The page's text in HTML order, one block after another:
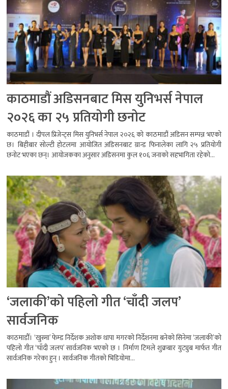
काठमाडौं अडिसनबाट मिस युनिभर्स नेपाल
२०२६ का २५ प्रतियोगी छनोट
काठमाडौं । दीपल प्रिजेन्ट्स मिस युनिभर्स नेपाल २०२६ को काठमाडौं अडिसन सम्पन्न भएको
छ। बिहीबार सोल्टी होटलमा आयोजित अडिसनबाट ग्रान्ड फिनालेका लागि २५ प्रतियोगी
छनोट भएका छन्। आयोजकका अनुसार अडिसनमा कुल १०६ जनाको सहभागिता रहेको...
‘जलाकी’को पहिलो गीत ‘चाँदी जलप’
सार्वजनिक
काठमाडौँ। ‘खुस्मा’ फेम्ड निर्देशक अशोक थापा मगरको निर्देशनमा बनेको सिनेमा ‘जलाकी’को
पहिलो गीत ‘चाँदी जलप’ सार्वजनिक भएको छ । निर्माण टिमले शुक्रबार युट्युब मार्फत गीत
सार्वजनिक गरेका हुन् । सार्वजनिक गीतको भिडियोमा...